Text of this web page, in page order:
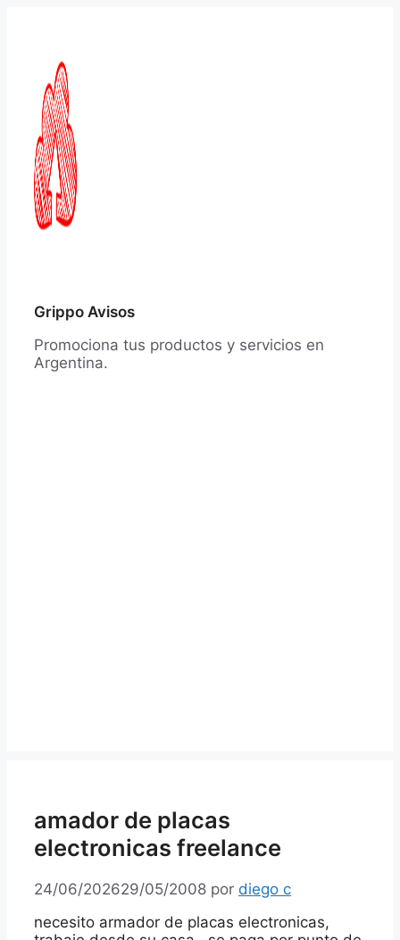
Grippo Avisos
Promociona tus productos y servicios en
Argentina.
amador de placas
electronicas freelance
24/06/202629/05/2008 por diego c
necesito armador de placas electronicas,